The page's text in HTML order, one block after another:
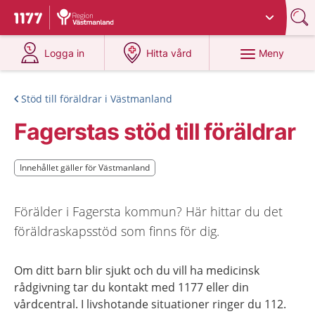
Till startsidan för 1177
Du har valt region
Logga in
på 1177.se
Hitta vård
på 1177.se
Meny
Stöd till föräldrar i Västmanland
Fagerstas stöd till föräldrar
Innehållet gäller för Västmanland
Innehållet gäller för Västmanland
Förälder i Fagersta kommun? Här hittar du det
föräldraskapsstöd som finns för dig.
Om ditt barn blir sjukt och du vill ha medicinsk
rådgivning tar du kontakt med 1177 eller din
vårdcentral. I livshotande situationer ringer du 112.